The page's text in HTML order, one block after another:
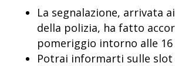
La segnalazione, arrivata
della polizia, ha fatto
pomeriggio intorno alle 16
Potrai informarti sulle